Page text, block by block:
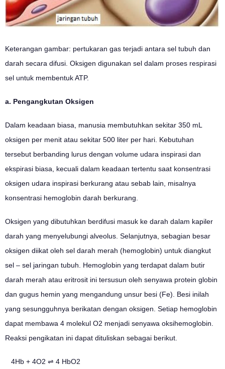
Keterangan gambar: pertukaran gas terjadi antara sel tubuh dan
darah secara difusi. Oksigen digunakan sel dalam proses respirasi
sel untuk membentuk ATP.
a. Pengangkutan Oksigen
Dalam keadaan biasa, manusia membutuhkan sekitar 350 mL
oksigen per menit atau sekitar 500 liter per hari. Kebutuhan
tersebut berbanding lurus dengan volume udara inspirasi dan
ekspirasi biasa, kecuali dalam keadaan tertentu saat konsentrasi
oksigen udara inspirasi berkurang atau sebab lain, misalnya
konsentrasi hemoglobin darah berkurang.
Oksigen yang dibutuhkan berdifusi masuk ke darah dalam kapiler
darah yang menyelubungi alveolus. Selanjutnya, sebagian besar
oksigen diikat oleh sel darah merah (hemoglobin) untuk diangkut
sel – sel jaringan tubuh. Hemoglobin yang terdapat dalam butir
darah merah atau eritrosit ini tersusun oleh senyawa protein globin
dan gugus hemin yang mengandung unsur besi (Fe). Besi inilah
yang sesungguhnya berikatan dengan oksigen. Setiap hemoglobin
dapat membawa 4 molekul O2 menjadi senyawa oksihemoglobin.
Reaksi pengikatan ini dapat dituliskan sebagai berikut.
4Hb + 4O2 ⇌ 4 HbO2